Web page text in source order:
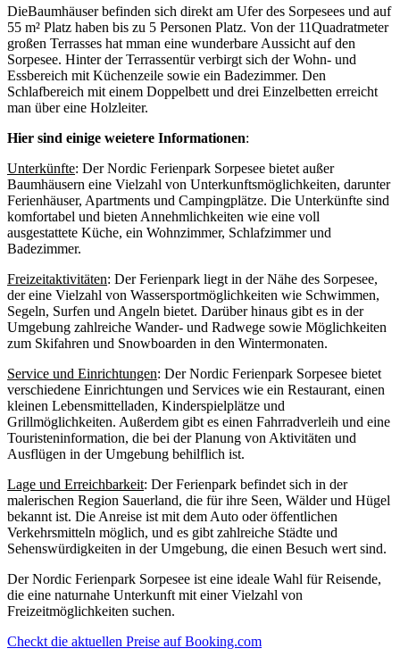
DieBaumhäuser befinden sich direkt am Ufer des Sorpesees und auf
55 m² Platz haben bis zu 5 Personen Platz. Von der 11Quadratmeter
großen Terrasses hat mman eine wunderbare Aussicht auf den
Sorpesee. Hinter der Terrassentür verbirgt sich der Wohn- und
Essbereich mit Küchenzeile sowie ein Badezimmer. Den
Schlafbereich mit einem Doppelbett und drei Einzelbetten erreicht
man über eine Holzleiter.
Hier sind einige weietere Informationen:
Unterkünfte: Der Nordic Ferienpark Sorpesee bietet außer
Baumhäusern eine Vielzahl von Unterkunftsmöglichkeiten, darunter
Ferienhäuser, Apartments und Campingplätze. Die Unterkünfte sind
komfortabel und bieten Annehmlichkeiten wie eine voll
ausgestattete Küche, ein Wohnzimmer, Schlafzimmer und
Badezimmer.
Freizeitaktivitäten: Der Ferienpark liegt in der Nähe des Sorpesee,
der eine Vielzahl von Wassersportmöglichkeiten wie Schwimmen,
Segeln, Surfen und Angeln bietet. Darüber hinaus gibt es in der
Umgebung zahlreiche Wander- und Radwege sowie Möglichkeiten
zum Skifahren und Snowboarden in den Wintermonaten.
Service und Einrichtungen: Der Nordic Ferienpark Sorpesee bietet
verschiedene Einrichtungen und Services wie ein Restaurant, einen
kleinen Lebensmittelladen, Kinderspielplätze und
Grillmöglichkeiten. Außerdem gibt es einen Fahrradverleih und eine
Touristeninformation, die bei der Planung von Aktivitäten und
Ausflügen in der Umgebung behilflich ist.
Lage und Erreichbarkeit: Der Ferienpark befindet sich in der
malerischen Region Sauerland, die für ihre Seen, Wälder und Hügel
bekannt ist. Die Anreise ist mit dem Auto oder öffentlichen
Verkehrsmitteln möglich, und es gibt zahlreiche Städte und
Sehenswürdigkeiten in der Umgebung, die einen Besuch wert sind.
Der Nordic Ferienpark Sorpesee ist eine ideale Wahl für Reisende,
die eine naturnahe Unterkunft mit einer Vielzahl von
Freizeitmöglichkeiten suchen.
Checkt die aktuellen Preise auf Booking.com